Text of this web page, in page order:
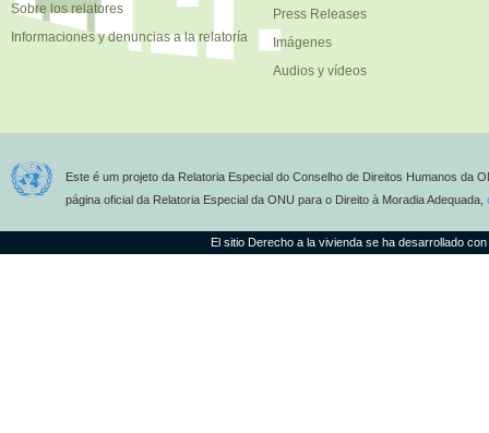
Sobre los relatores
Informaciones y denuncias a la relatoría
Press Releases
Imágenes
Audios y vídeos
Este é um projeto da Relatoria Especial do Conselho de Direitos Humanos da
página oficial da Relatoria Especial da ONU para o Direito à Moradia Adequada,
El sitio Derecho a la vivienda se ha desarrollado